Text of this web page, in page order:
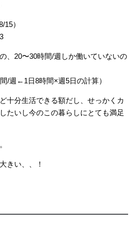
）
、20〜30時間/週しか働いていないの
/週←1日8時間×週5日の計算）
十分生活できる額だし、せっかくカ
たいし今のこの暮らしにとても満足
きい、、！